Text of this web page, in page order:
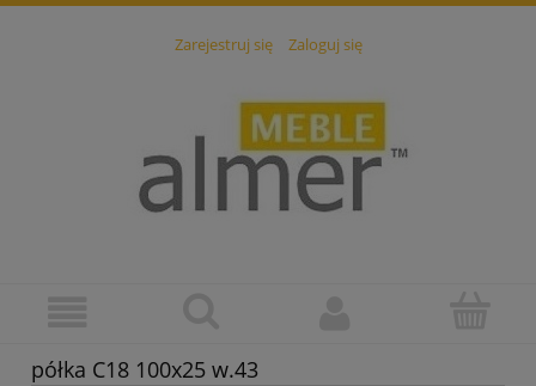
Zarejestruj się Zaloguj się
półka C18 100x25 w.43